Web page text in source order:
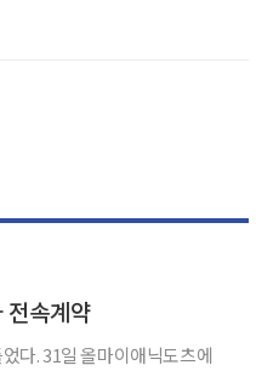
속계약
츠에